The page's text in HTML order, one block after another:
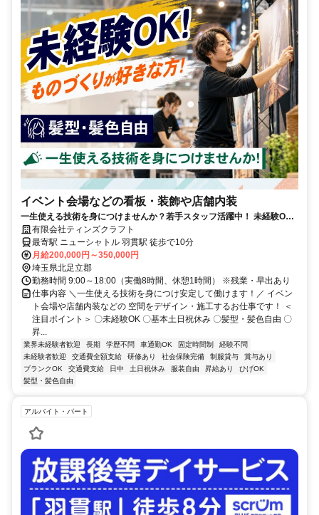
イベント会場などの看板・装飾や店舗内装
一生使える技術を身につけませんか？若手スタッフ活躍中！ 未経験OK
／基本土日祝休み／髪型・髪色自由
有限会社ティンズクラフト
最寄駅 ニューシャトル 羽貫駅 徒歩で10分
月給200,000円～350,000円
埼玉県北足立郡
勤務時間 9:00～18:00（実働8時間、休憩1時間） ※残業・早出あり
仕事内容 ＼一生使える技術を身につけ安定して働けます！／ イベン
ト会場や店舗内装などの 空間をデザイン・施工するお仕事です！ ＜
注目ポイント＞ 〇未経験OK 〇基本土日祝休み 〇髪型・髪色自由 〇
昇...
業界未経験者歓迎 長期 学歴不問 車通勤OK 固定時間制
経験不問
未経験者歓迎
交通費全額支給 研修あり 社会保険完備 制服貸与
賞与あり
ブランクOK
交通費支給 日中 土日祝休み 服装自由 昇給あり
ひげOK
髪型・髪色自由
アルバイト・パート